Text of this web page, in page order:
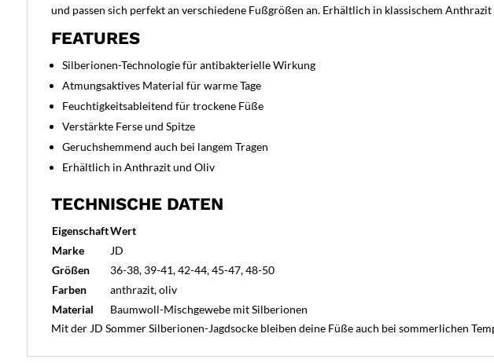
und passen sich perfekt an verschiedene Fußgrößen an. Erhältlich in klassischem
FEATURES
Silberionen-Technologie für antibakterielle Wirkung
Atmungsaktives Material für warme Tage
Feuchtigkeitsableitend für trockene Füße
Verstärkte Ferse und Spitze
Geruchshemmend auch bei langem Tragen
Erhältlich in Anthrazit und Oliv
TECHNISCHE DATEN
EigenschaftWert
Marke
JD
Größen
36-38, 39-41, 42-44, 45-47, 48-50
Farben
anthrazit, oliv
Material
Baumwoll-Mischgewebe mit Silberionen
Mit der JD Sommer Silberionen-Jagdsocke bleiben deine Füße auch bei sommerlichen